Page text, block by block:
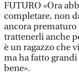
FUTURO «Ora
completare, non
ancora
trattenerli anche
è un ragazzo che
ma ha fatto
bene».